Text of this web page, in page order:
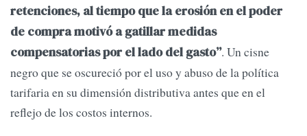
retenciones, al tiempo que la erosión en el poder
de compra motivó a gatillar medidas
compensatorias por el lado del gasto”. Un cisne
negro que se oscureció por el uso y abuso de la política
tarifaria en su dimensión distributiva antes que en el
reflejo de los costos internos.